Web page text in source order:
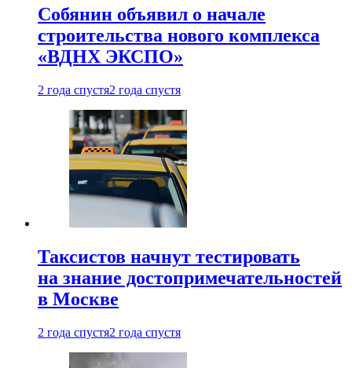
Собянин объявил о начале
строительства нового комплекса
«ВДНХ ЭКСПО»
2 года спустя2 года спустя
Таксистов начнут тестировать
на знание достопримечательностей
в Москве
2 года спустя2 года спустя